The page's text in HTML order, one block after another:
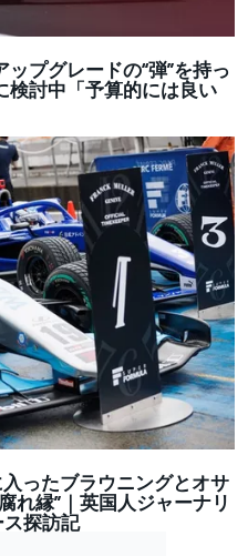
プグレードの“弾”を持っ
討中「予算的には良い
ったブラウニングとオサ
れ縁”｜英国人ジャーナリ
ス探訪記